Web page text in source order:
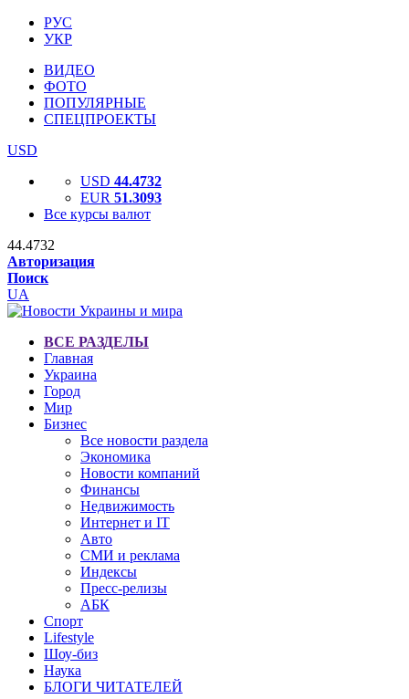
РУС
УКР
ВИДЕО
ФОТО
ПОПУЛЯРНЫЕ
СПЕЦПРОЕКТЫ
USD
USD 44.4732
EUR 51.3093
Все курсы валют
44.4732
Авторизация
Поиск
UA
ВСЕ РАЗДЕЛЫ
Главная
Украина
Город
Мир
Бизнес
Все новости раздела
Экономика
Новости компаний
Финансы
Недвижимость
Интернет и IT
Авто
СМИ и реклама
Индексы
Пресс-релизы
АБК
Спорт
Lifestyle
Шоу-биз
Наука
БЛОГИ ЧИТАТЕЛЕЙ